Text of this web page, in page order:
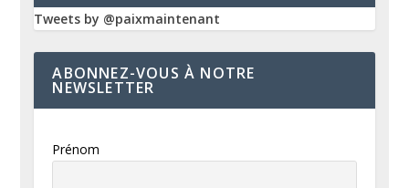
Tweets by @paixmaintenant
ABONNEZ-VOUS À NOTRE
NEWSLETTER
Prénom